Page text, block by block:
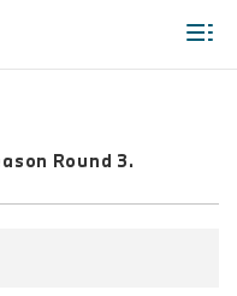
Round 3.